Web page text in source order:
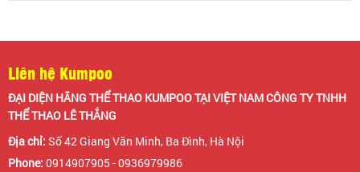
Liên hệ Kumpoo
ĐẠI DIỆN HÃNG THỂ THAO KUMPOO TẠI VIỆT NAM CÔNG TY TNHH
THỂ THAO LÊ THẮNG
Địa chỉ: Số 42 Giang Văn Minh, Ba Đình, Hà Nội
Phone: 0914907905 - 0936979986